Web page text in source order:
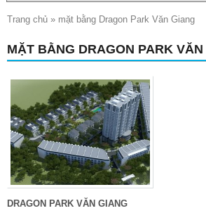
Trang chủ » mặt bằng Dragon Park Văn Giang
MẶT BẰNG DRAGON PARK VĂN
DRAGON PARK VĂN GIANG